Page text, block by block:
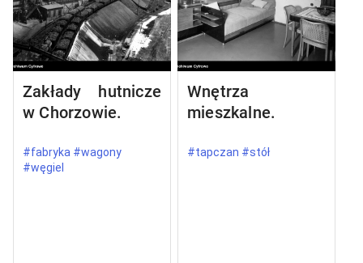
Zakłady hutnicze
w Chorzowie.
#fabryka #wagony
#węgiel
Wnętrza
mieszkalne.
#tapczan #stół